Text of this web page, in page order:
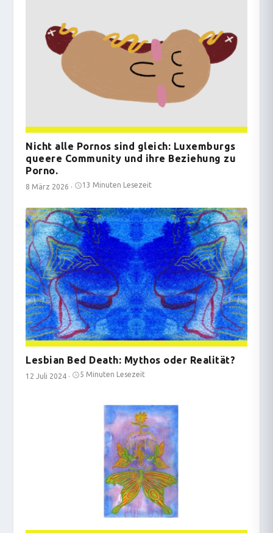
Nicht alle Pornos sind gleich: Luxemburgs
queere Community und ihre Beziehung zu
Porno.
8 März 2026 · 13 Minuten Lesezeit
Lesbian Bed Death: Mythos oder Realität?
12 Juli 2024 · 5 Minuten Lesezeit